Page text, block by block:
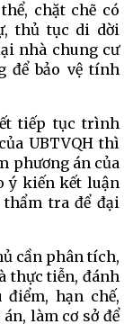
chặt chẽ có
thủ tục di dời
nhà chung cư
để bảo vệ tính
tiếp tục trình
UBTVQH thì
phương án của
ý kiến kết luận
thẩm tra để đại
cần phân tích,
thực tiễn, đánh
hạn chế,
làm cơ sở để